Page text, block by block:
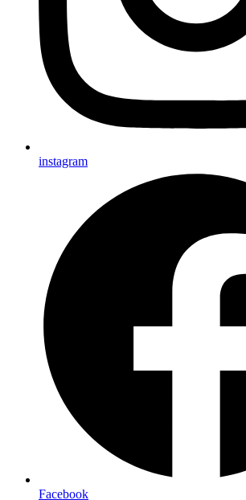
instagram
Facebook